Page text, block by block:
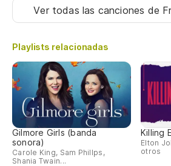
Ver todas las canciones de
Playlists relacionadas
Gilmore Girls (banda
sonora)
Carole King, Sam Phillps,
Shania Twain...
Killing
Elton
otros